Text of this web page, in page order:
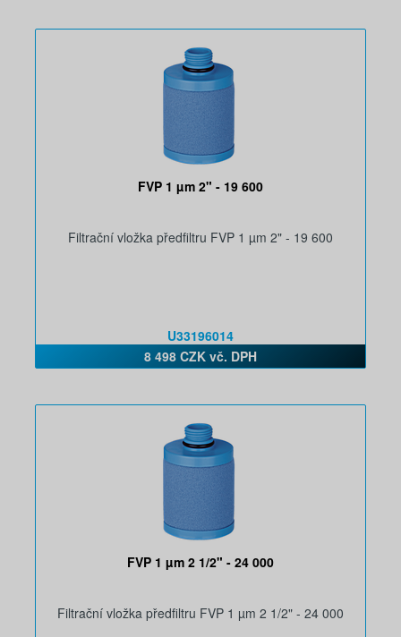
FVP 1 µm 2" - 19 600
Filtrační vložka předfiltru FVP 1 µm 2" - 19 600
U33196014
8 498 CZK vč. DPH
FVP 1 µm 2 1/2" - 24 000
Filtrační vložka předfiltru FVP 1 µm 2 1/2" - 24 000